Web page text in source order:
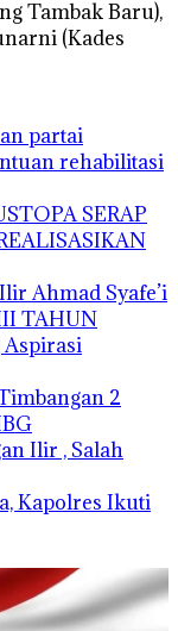
Tambak Baru),
(Kades
partai
rehabilitasi
SERAP
Ahmad Syafe’i
TAHUN
Aspirasi
2
Ilir , Salah
Kapolres Ikuti